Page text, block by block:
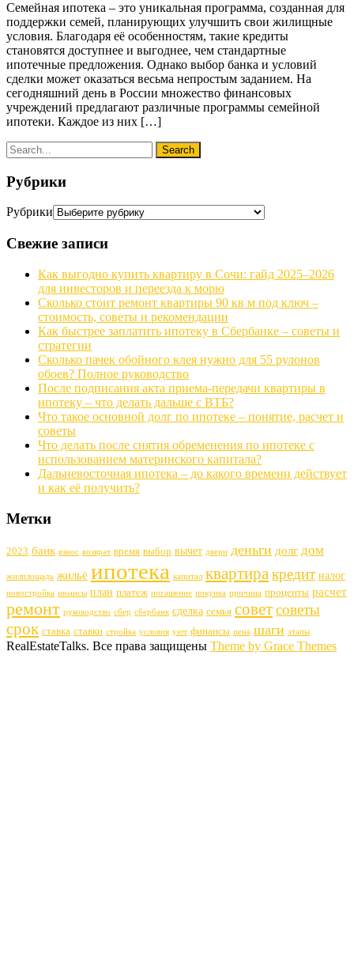
Семейная ипотека – это уникальная программа, созданная для
поддержки семей, планирующих улучшить свои жилищные
условия. Благодаря её особенностям, такие кредиты
становятся доступнее и выгоднее, чем стандартные
ипотечные предложения. Однако выбор банка и условий
сделки может оказаться весьма непростым заданием. На
сегодняшний день в России множество финансовых
учреждений предлагают различные программы семейной
ипотеки. Каждое из них […]
Рубрики
Рубрики
Свежие записи
Как выгодно купить квартиру в Сочи: гайд 2025–2026
для инвесторов и переезда к морю
Сколько стоит ремонт квартиры 90 кв м под ключ –
стоимость, советы и рекомендации
Как быстрее заплатить ипотеку в Сбербанке – советы и
стратегии
Сколько пачек обойного клея нужно для 55 рулонов
обоев? Полное руководство
После подписания акта приема-передачи квартиры в
ипотеку – что делать дальше с ВТБ?
Что такое основной долг по ипотеке – понятие, расчет и
советы
Что делать после снятия обременения по ипотеке с
использованием материнского капитала?
Дальневосточная ипотека – до какого времени действует
и как её получить?
Метки
2023 банк взнос возврат время выбор вычет двери деньги долг дом
жилплощадь жильё ипотека капитал квартира кредит налог
новостройка нюансы план платеж погашение покупка причина проценты расчет
ремонт руководство сбер сбербанк сделка семья советсоветы
срок ставка ставки стройка условия уют финансы цена шаги этапы
RealEstateTalks. Все права защищены Theme by Grace Themes